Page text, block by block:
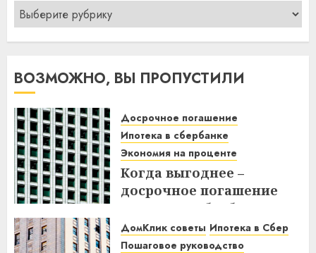
Рубрики
ВОЗМОЖНО, ВЫ ПРОПУСТИЛИ
Досрочное погашение
Ипотека в сбербанке
Экономия на проценте
Когда выгоднее –
досрочное погашение
ипотеки в Сбербанке до
или после дня списания?
Узнайте все нюансы!
ДомКлик советы Ипотека в Сбер
Пошаговое руководство